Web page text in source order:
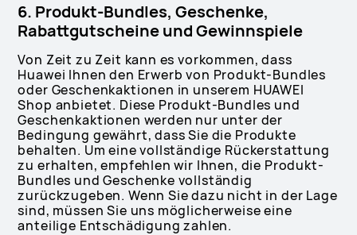
6. Produkt-Bundles, Geschenke,
Rabattgutscheine und Gewinnspiele
Von Zeit zu Zeit kann es vorkommen, dass
Huawei Ihnen den Erwerb von Produkt-Bundles
oder Geschenkaktionen in unserem HUAWEI
Shop anbietet. Diese Produkt-Bundles und
Geschenkaktionen werden nur unter der
Bedingung gewährt, dass Sie die Produkte
behalten. Um eine vollständige Rückerstattung
zu erhalten, empfehlen wir Ihnen, die Produkt-
Bundles und Geschenke vollständig
zurückzugeben. Wenn Sie dazu nicht in der Lage
sind, müssen Sie uns möglicherweise eine
anteilige Entschädigung zahlen.